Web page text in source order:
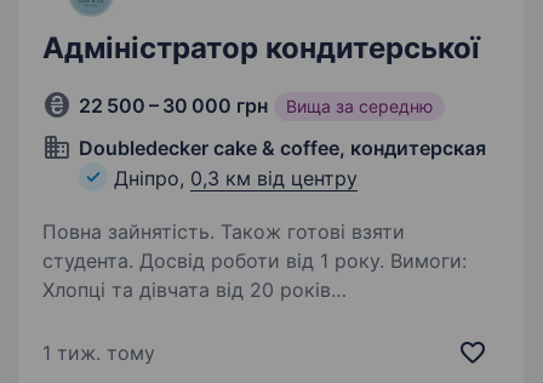
Адміністратор кондитерської
22 500 – 30 000 грн Вища за середню
Doubledecker cake & coffee, кондитерская
Дніпро, 0,3 км від центру
Повна зайнятість. Також готові взяти
студента. Досвід роботи від 1 року. Вимоги:
Хлопці та дівчата від 20 років
з людьми Управлінські навички, вміння
1 тиж. тому